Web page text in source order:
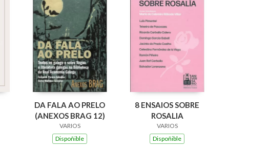
DA FALA AO PRELO
(ANEXOS BRAG 12)
VARIOS
Dispoñible
8 ENSAIOS SOBRE
ROSALIA
VARIOS
Dispoñible